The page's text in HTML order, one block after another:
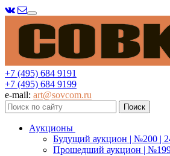
Меню
+7 (495) 684 9191
+7 (495) 684 9199
e-mail: art@sovcom.ru
Аукционы
Будущий аукцион | №200 |
Прошедший аукцион |